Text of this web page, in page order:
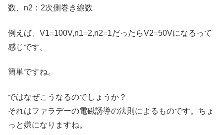
数、n2：2次側巻き線数
例えば、V1=100V,n1=2,n2=1だったらV2=50Vになるって
感じです。
簡単ですね。
ではなぜこうなるのでしょうか？
それはファラデーの電磁誘導の法則によるものです。ちょ
っと嫌になりますね。